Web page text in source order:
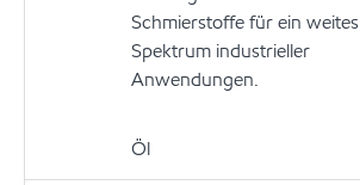
Schmierstoffe für ein weites
Spektrum industrieller
Anwendungen.
Öl